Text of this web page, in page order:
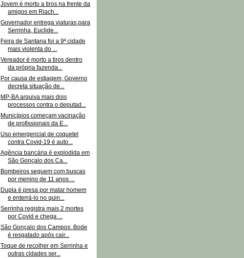
Jovem é morto a tiros na frente da
amigos em Riach...
Governador entrega viaturas para
Serrinha, Euclide...
Feira de Santana foi a 9ª cidade
mais violenta do ...
Vereador é morto a tiros dentro
da própria fazenda...
Por causa de estiagem, Governo
decreta situação de...
MP-BA arquiva mais dois
processos contra o deputad...
Municípios começam vacinação
de profissionais da E...
Uso emergencial de coquetel
contra Covid-19 é auto...
Agência bancária é explodida em
São Gonçalo dos Ca...
Bombeiros seguem com buscas
por menino de 11 anos ...
Dupla é presa por matar homem
e enterrá-lo no quin...
Serrinha registra mais 2 mortes
por Covid e chega ...
São Gonçalo dos Campos: Bode
é resgatado após cair...
Toque de recolher em Serrinha e
outras cidades ser...